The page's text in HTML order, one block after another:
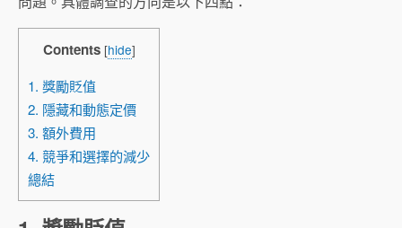
Contents [hide]
1. 獎勵貶值
2. 隱藏和動態定價
3. 額外費用
4. 競爭和選擇的減少
總結